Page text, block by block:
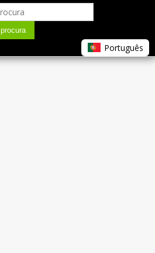
procura
Português